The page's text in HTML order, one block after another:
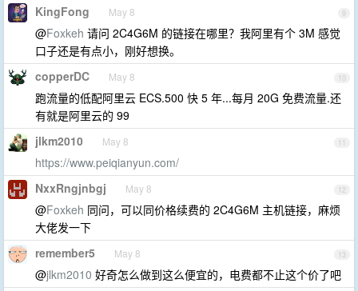
9
KingFong May 8
@Foxkeh 请问 2C4G6M 的链接在哪里？我阿里有个 3M 感觉
口子还是有点小，刚好想换。
10
copperDC May 8
跑流量的低配阿里云 ECS.500 快 5 年...每月 20G 免费流量.还
有就是阿里云的 99
11
jlkm2010 May 8
https://www.peiqianyun.com/
12
NxxRngjnbgj May 8
@Foxkeh 同问，可以同价格续费的 2C4G6M 主机链接，麻烦
大佬发一下
13
remember5 May 8
@jlkm2010 好奇怎么做到这么便宜的，电费都不止这个价了吧